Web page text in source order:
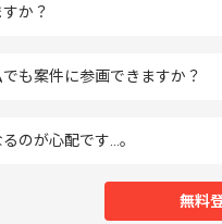
か？
も案件に参画できますか？
のが心配です…。
無料